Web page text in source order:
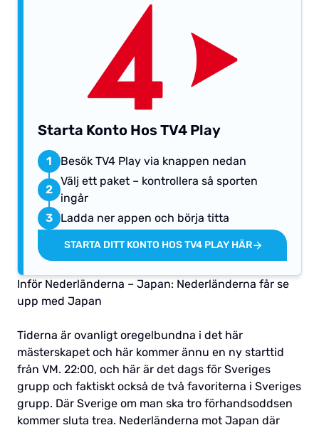
Starta Konto Hos TV4 Play
1 Besök TV4 Play via knappen nedan
2
Välj ett paket – kontrollera så sporten
ingår
3
Ladda ner appen och börja titta
STARTA DITT KONTO HOS TV4 PLAY HÄR
Inför Nederländerna – Japan: Nederländerna får se
upp med Japan
Tiderna är ovanligt oregelbundna i det här
mästerskapet och här kommer ännu en ny starttid
från VM. 22:00, och här är det dags för Sveriges
grupp och faktiskt också de två favoriterna i Sveriges
grupp. Där Sverige om man ska tro förhandsoddsen
kommer sluta trea. Nederländerna mot Japan där